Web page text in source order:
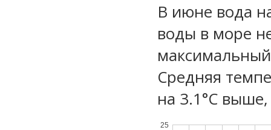
В июне вода
воды в море
максимальный
Средняя
на 3.1°C
25